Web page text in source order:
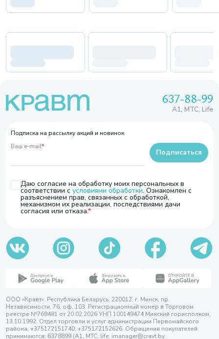
637-88-99
A1, МТС, Life
Подписка на рассылку акций и новинок
Ваш e-mail*
Даю согласие на обработку моих персональных в
соответствии с условиями обработки. Ознакомлен с
разъяснением прав, связанных с обработкой,
механизмом их реализации, последствиями дачи
согласия или отказа.
Подписаться
ООО «Кравт». Республика Беларусь, 220012, г. Минск, пр.
Независимости, 76, оф. 103. Регистрационный номер в Торговом
реестре №769481 от 20.02.2026 УНП 100149474 Минский горисполком,
13.10.1992. Отдел торговли и услуг администрации Первомайского
района, +375172151740; +375172152626. Обращения покупателей
принимаются: 6378899 (А1, МТС, life, imanager@cravt.by.